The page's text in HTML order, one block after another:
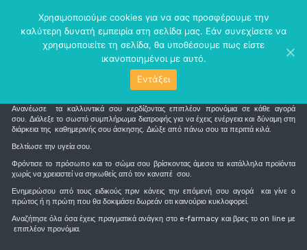
perm_identity
Τι είναι το e-farmacy
Ανανέωσε τα καλλυντικά σου κερδίζοντας επιπλέον προνόμια σε κάθε αγορά
σου. Διάλεξε το σωστό συμπλήρωμα διατροφής για να έχεις ενέργεια και δύναμη στη
διάρκεια της καθημερινής σου άσκησης. Διώξε από πάνω σου τα περιττά κιλά.
Βελτίωσε την υγεία σου.
Φρόντισε το πρόσωπο και το σώμα σου βρίσκοντας άμεσα τα κατάλληλα προϊόντα
χωρίς να χρειαστεί να σηκωθείς από τον καναπέ σου.
Ενημερώσου από τους ειδικούς πριν κάνεις την επόμενή σου αγορά και γίνε ο
πρώτος ή η πρώτη που θα δοκιμάσει δωρεάν οτι καινούριο κυκλοφορεί.
Αναζήτησε όλα όσα έχεις πραγματικά ανάγκη στο e-farmacy και βρες το on line με
επιπλέον προνόμια.
Χρησιμοποιούμε cookies για να σας προσφέρουμε την
καλύτερη δυνατή εμπειρία στη σελίδα μας. Εάν συνεχίσετε να
χρησιμοποιείτε τη σελίδα, θα υποθέσουμε πως είστε
ικανοποιημένοι με αυτό.
Εντάξει